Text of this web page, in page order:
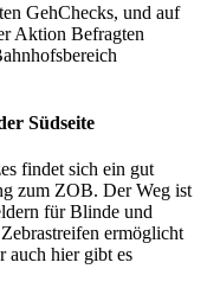
GehChecks, und auf
Aktion Befragten
Südseite
findet sich ein gut
zum ZOB. Der Weg ist
für Blinde und
ermöglicht
auch hier gibt es